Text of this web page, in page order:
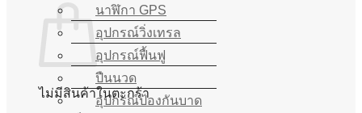
ไม่มีสินค้าในตะกร้า
นาฬิกา GPS
อุปกรณ์วิ่งเทรล
อุปกรณ์ฟื้นฟู
ปืนนวด
อุปกรณ์ป้องกันบาด